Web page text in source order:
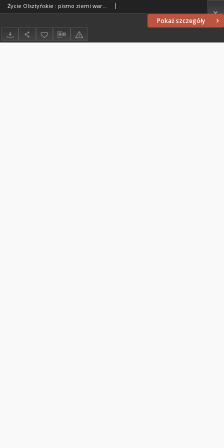
Pokaż szczegóły
Życie Olsztyńskie : pismo ziemi warmińsko-mazurskiej, 1947, nr 84